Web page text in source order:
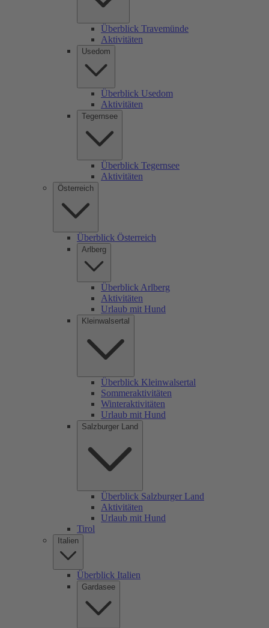
Überblick Travemünde
Aktivitäten
Usedom
Überblick Usedom
Aktivitäten
Tegernsee
Überblick Tegernsee
Aktivitäten
Österreich
Überblick Österreich
Arlberg
Überblick Arlberg
Aktivitäten
Urlaub mit Hund
Kleinwalsertal
Überblick Kleinwalsertal
Sommeraktivitäten
Winteraktivitäten
Urlaub mit Hund
Salzburger Land
Überblick Salzburger Land
Aktivitäten
Urlaub mit Hund
Tirol
Italien
Überblick Italien
Gardasee